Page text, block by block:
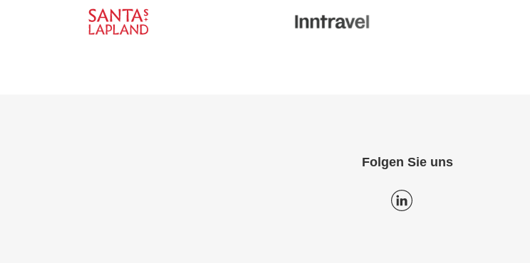
Folgen Sie uns